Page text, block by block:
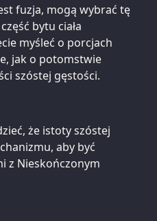
fuzja, mogą wybrać tę
bytu ciała
myśleć o porcjach
jak o potomstwie
szóstej gęstości.
że istoty szóstej
aby być
z Nieskończonym